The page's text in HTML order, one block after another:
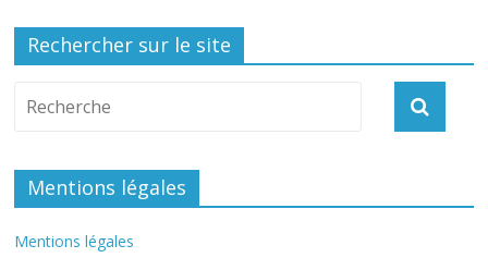
Rechercher sur le site
Mentions légales
Mentions légales